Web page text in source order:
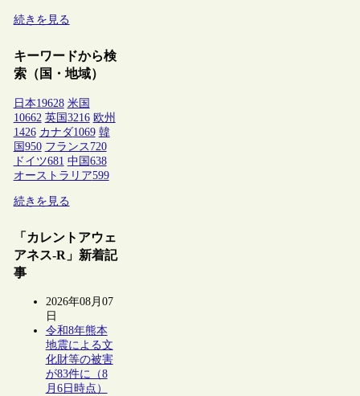
続きを見る
キーワードから検
索（国・地域）
日本19628 米国
10662 英国3216 欧州
1426 カナダ1069 韓
国950 フランス 720
ドイツ681 中国638
オーストラリア599
続きを見る
「カレントアウェ
アネス-R」新着記
事
2026年08月07
日
令和8年熊本
地震による文
化財等の被害
が83件に（8
月6日時点）